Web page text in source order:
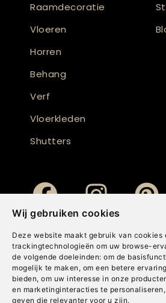
Wij gebruiken cookies
Deze website maakt gebruik van cookies
trackingtechnologieën om uw browse-
de volgende doeleinden: om de
mogelijk te maken , om een betere
bieden, om uw interesse in onze
en marketinginteracties te personaliseren ,
geven die relevanter voor u zijn.
Raamdecoratie
Vloeren
Horren
Behang
Verf
Vloerkleden
Shutters